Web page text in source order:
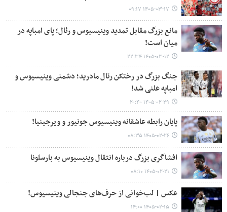
۱۴۰۵-۰۳-۱۷ ۰۹:۱۷
مانع بزرگ مقابل تمدید وینیسیوس و رئال؛ پای امباپه در
میان است!
۱۴۰۵-۰۳-۱۲ ۲۲:۳۴
جنگ بزرگ در رختکن رئال مادرید؛ دشمنی وینیسیوس و
امباپه علنی شد!
۱۴۰۵-۰۲-۲۹ ۲۰:۴۰
پایان رابطه عاشقانه وینیسیوس جونیور و ویرجینیا!
۱۴۰۵-۰۲-۲۶ ۰۸:۳۵
افشاگری بزرگ درباره انتقال وینیسیوس به بارسلونا
۱۴۰۵-۰۲-۲۱ ۰۸:۱۰
عکس | لب‌خوانی از حرف‌های جنجالی وینیسیوس!
۱۴۰۵-۰۲-۱۵ ۱۴:۰۰